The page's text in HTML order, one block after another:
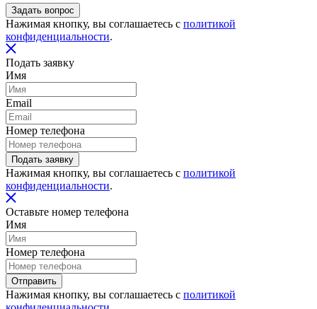
Задать вопрос
Нажимая кнопку, вы соглашаетесь с политикой
конфиденциальности.
Подать заявку
Имя
Email
Номер телефона
Подать заявку
Нажимая кнопку, вы соглашаетесь с политикой
конфиденциальности.
Оставьте номер телефона
Имя
Номер телефона
Отправить
Нажимая кнопку, вы соглашаетесь с политикой